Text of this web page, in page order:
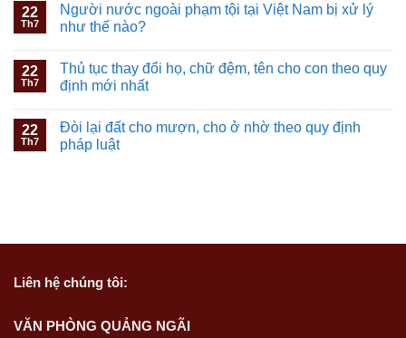
22
Th7
Người nước ngoài phạm tội tại Việt Nam bị xử lý
như thế nào?
22
Th7
Thủ tục thay đổi họ, chữ đệm, tên cho con theo quy
định mới nhất
22
Th7
Đòi lại đất cho mượn, cho ở nhờ theo quy định
pháp luật
Liên hệ chúng tôi:
VĂN PHÒNG QUẢNG NGÃI